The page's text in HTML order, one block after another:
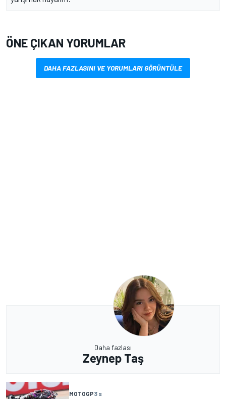
ÖNE ÇIKAN YORUMLAR
DAHA FAZLASINI VE YORUMLARI GÖRÜNTÜLE
Daha fazlası
Zeynep Taş
MOTOGP3 s